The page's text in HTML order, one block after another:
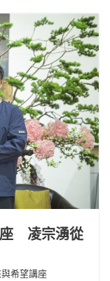
座 凌宗湧從
希望講座